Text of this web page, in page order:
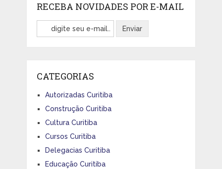
RECEBA NOVIDADES POR E-MAIL
CATEGORIAS
Autorizadas Curitiba
Construção Curitiba
Cultura Curitiba
Cursos Curitiba
Delegacias Curitiba
Educação Curitiba